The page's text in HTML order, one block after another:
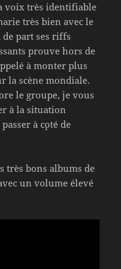
voix très identifiable
très bien avec le
de part ses riffs
prouve hors de
à monter plus
la scène mondiale.
le groupe, je vous
à la situation
à c¸oté de
très bons albums de
un volume élevé